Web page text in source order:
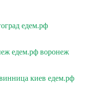
едем.рф
едем.рф воронеж
киев едем.рф